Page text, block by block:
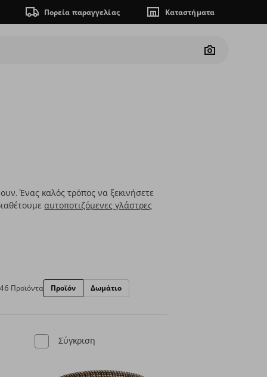
Πορεία παραγγελίας Καταστήματα
Camera
Ένας καλός τρόπος να ξεκινήσετε
αυτοποτιζόμενες γλάστρες
Προϊόντα Προϊόν Δωμάτιο
Σύγκριση